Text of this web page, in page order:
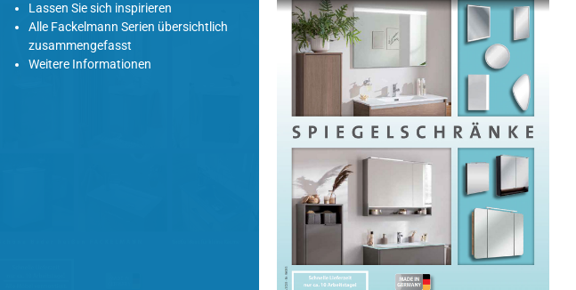
Lassen Sie sich inspirieren
Alle Fackelmann Serien übersichtlich
zusammengefasst
Weitere Informationen
Katalog zum Download